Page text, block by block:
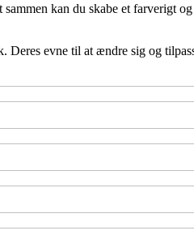
sammen kan du skabe et
Deres evne til at ændre sig og